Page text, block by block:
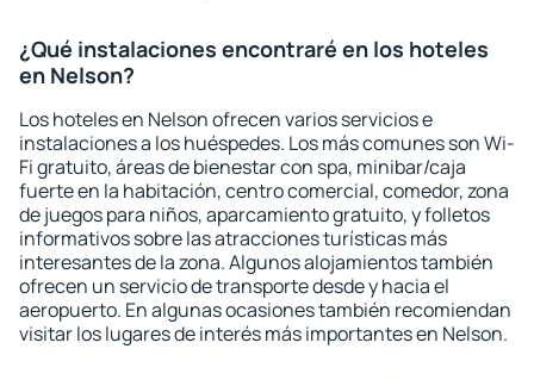
¿Qué instalaciones encontraré en los hoteles
en Nelson?
Los hoteles en Nelson ofrecen varios servicios e
instalaciones a los huéspedes. Los más comunes son Wi-
Fi gratuito, áreas de bienestar con spa, minibar/caja
fuerte en la habitación, centro comercial, comedor, zona
de juegos para niños, aparcamiento gratuito, y folletos
informativos sobre las atracciones turísticas más
interesantes de la zona. Algunos alojamientos también
ofrecen un servicio de transporte desde y hacia el
aeropuerto. En algunas ocasiones también recomiendan
visitar los lugares de interés más importantes en Nelson.